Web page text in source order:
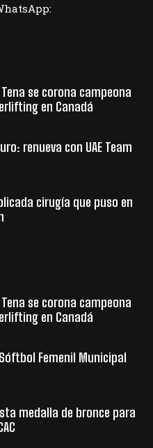
se corona campeona
en Canadá
renueva con UAE Team
cirugía que puso en
se corona campeona
en Canadá
Femenil Municipal
medalla de bronce para